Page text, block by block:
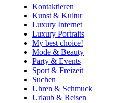
Kontaktieren
Kunst & Kultur
Luxury Internet
Luxury Portraits
My best choice!
Mode & Beauty
Party & Events
Sport & Freizeit
Suchen
Uhren & Schmuck
Urlaub & Reisen